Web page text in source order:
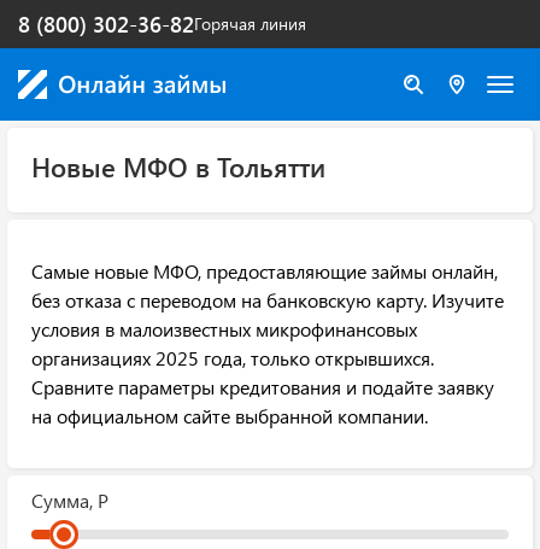
Горячая линия
8 (800) 302-36-82
Новые МФО в Тольятти
Самые новые МФО, предоставляющие займы онлайн,
без отказа с переводом на банковскую карту. Изучите
условия в малоизвестных микрофинансовых
организациях 2025 года, только открывшихся.
Сравните параметры кредитования и подайте заявку
на официальном сайте выбранной компании.
Сумма, Р